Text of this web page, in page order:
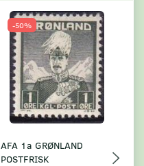
-50%
AFA 1a GRØNLAND
POSTFRISK